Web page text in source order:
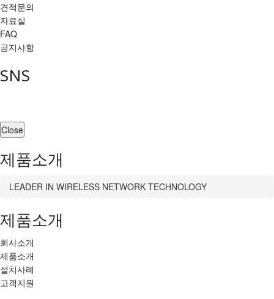
견적문의
자료실
FAQ
공지사항
SNS
Close
제품소개
LEADER IN WIRELESS NETWORK TECHNOLOGY
제품소개
회사소개
제품소개
설치사례
고객지원